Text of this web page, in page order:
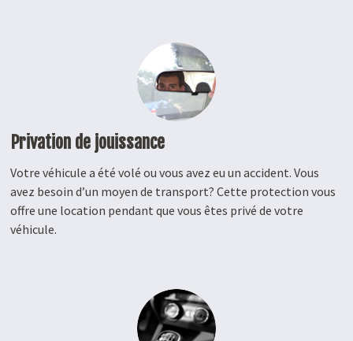
Privation de jouissance
Votre véhicule a été volé ou vous avez eu un accident. Vous
avez besoin d’un moyen de transport? Cette protection vous
offre une location pendant que vous êtes privé de votre
véhicule.